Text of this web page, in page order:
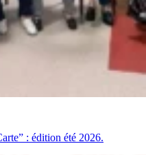
: édition été 2026.